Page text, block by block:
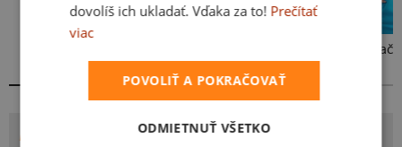
Bez potlače
POTLAČ SLUŠNEJ ODDÍL
dovolíš ich ukladať. Vďaka za to! Prečítať
viac
POVOLIŤ A POKRAČOVAŤ
ODMIETNUŤ VŠETKO